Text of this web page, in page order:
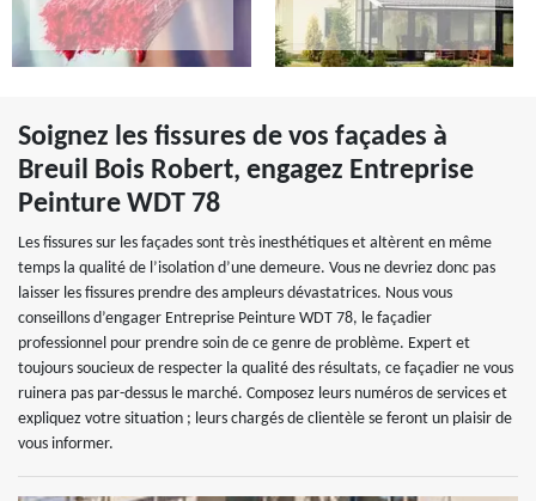
Soignez les fissures de vos façades à
Breuil Bois Robert, engagez Entreprise
Peinture WDT 78
Les fissures sur les façades sont très inesthétiques et altèrent en même
temps la qualité de l’isolation d’une demeure. Vous ne devriez donc pas
laisser les fissures prendre des ampleurs dévastatrices. Nous vous
conseillons d’engager Entreprise Peinture WDT 78, le façadier
professionnel pour prendre soin de ce genre de problème. Expert et
toujours soucieux de respecter la qualité des résultats, ce façadier ne vous
ruinera pas par-dessus le marché. Composez leurs numéros de services et
expliquez votre situation ; leurs chargés de clientèle se feront un plaisir de
vous informer.